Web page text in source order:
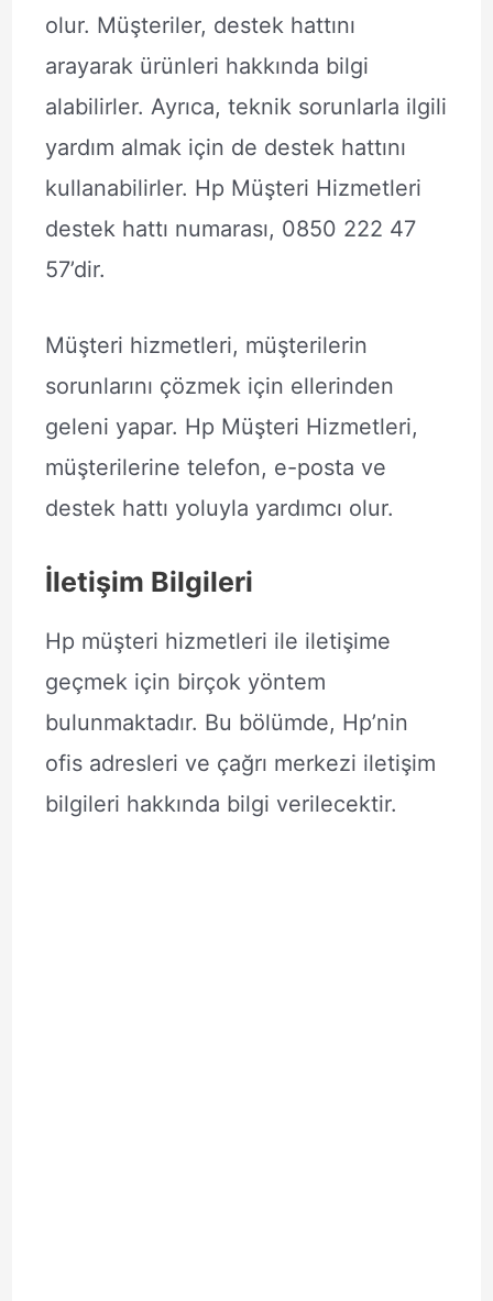
olur. Müşteriler, destek hattını
arayarak ürünleri hakkında bilgi
alabilirler. Ayrıca, teknik sorunlarla ilgili
yardım almak için de destek hattını
kullanabilirler. Hp Müşteri Hizmetleri
destek hattı numarası, 0850 222 47
57’dir.
Müşteri hizmetleri, müşterilerin
sorunlarını çözmek için ellerinden
geleni yapar. Hp Müşteri Hizmetleri,
müşterilerine telefon, e-posta ve
destek hattı yoluyla yardımcı olur.
İletişim Bilgileri
Hp müşteri hizmetleri ile iletişime
geçmek için birçok yöntem
bulunmaktadır. Bu bölümde, Hp’nin
ofis adresleri ve çağrı merkezi iletişim
bilgileri hakkında bilgi verilecektir.